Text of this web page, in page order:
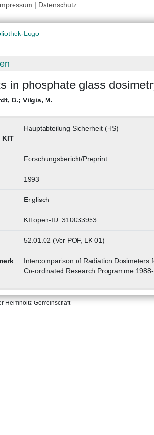
| Datenschutz
in phosphate glass
B.; Vilgis, M.
KIT
Hauptabteilung Sicherheit (HS)
Forschungsbericht/Preprint
1993
Englisch
KITopen-ID: 310033953
52.01.02 (Vor POF, LK 01)
Intercomparison of Radiation Dosimeters
Co-ordinated Research Programme
Helmholtz-Gemeinschaft